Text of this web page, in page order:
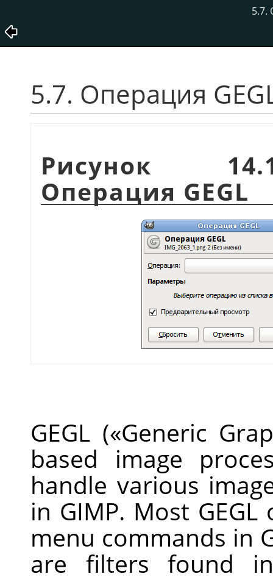
5.7.
5.7. Операция
Рисунок
Операция GEGL
GEGL («Generic
based image
handle various
in GIMP. Most GEGL
menu commands in
are filters found